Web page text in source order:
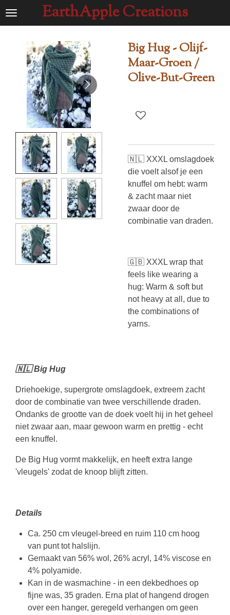
Ga
hoofdinhoud
EarthApple Creations
Big Hug - Olijf-
Maar-Groen /
Olive-But-Green
🇳🇱 XXXL omslagdoek
die voelt alsof je een
knuffel om hebt: warm
& zacht maar niet
zwaar door de
combinatie van draden.
🇬🇧 XXXL wrap that
feels like wearing a
hug: Warm & soft but
not heavy at all, due to
the combinations of
yarns.
🇳🇱 Big Hug
Driehoekige, supergrote omslagdoek, extreem zacht
door de combinatie van twee verschillende draden.
Ondanks de grootte van de doek voelt hij in het geheel
niet zwaar aan, maar gewoon warm en prettig - echt
een knuffel.
De Big Hug vormt makkelijk, en heeft extra lange
'vleugels' zodat de knoop blijft zitten.
Details
Ca. 250 cm vleugel-breed en ruim 110 cm hoog
van punt tot halslijn.
Gemaakt van 56% wol, 26% acryl, 14% viscose en
4% polyamide.
Kan in de wasmachine - in een dekbedhoes op
fijne was, 35 graden. Erna plat of hangend drogen
over een hanger, geregeld verhangen om geen